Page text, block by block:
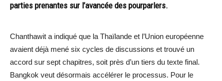
parties prenantes sur l’avancée des pourparlers.
Chanthawit a indiqué que la Thaïlande et l’Union européenne
avaient déjà mené six cycles de discussions et trouvé un
accord sur sept chapitres, soit près d’un tiers du texte final.
Bangkok veut désormais accélérer le processus. Pour le